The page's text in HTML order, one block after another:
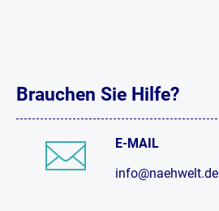
Brauchen Sie Hilfe?
E-MAIL
info@naehwelt.de